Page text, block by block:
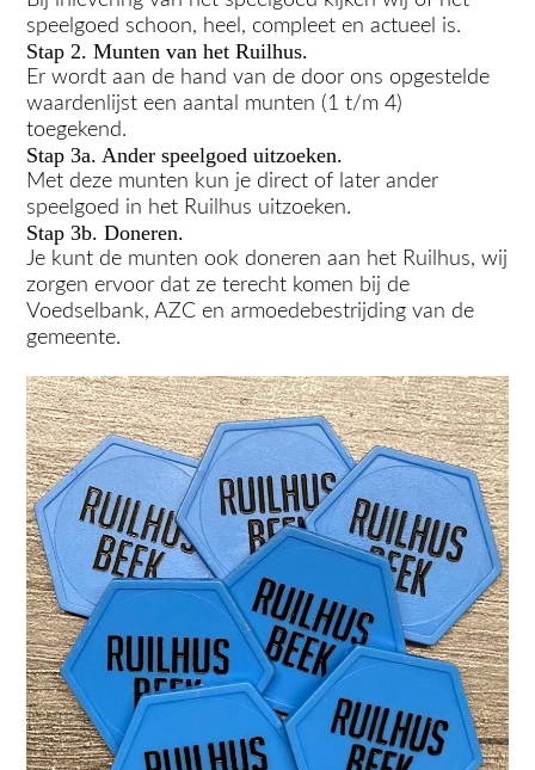
speelgoed schoon, heel, compleet en actueel is.
Stap 2. Munten van het Ruilhus.
Er wordt aan de hand van de door ons opgestelde
waardenlijst een aantal munten (1 t/m 4)
toegekend.
Stap 3a. Ander speelgoed uitzoeken.
Met deze munten kun je direct of later ander
speelgoed in het Ruilhus uitzoeken.
Stap 3b. Doneren.
Je kunt de munten ook doneren aan het Ruilhus, wij
zorgen ervoor dat ze terecht komen bij de
Voedselbank, AZC en armoedebestrijding van de
gemeente.